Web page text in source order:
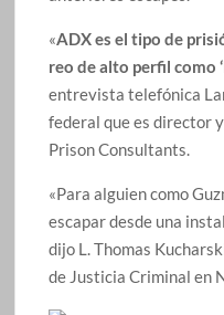
«ADX es el tipo de
reo de alto perfil como
entrevista telefónica
federal que es director
Prison Consultants.
«Para alguien como
escapar desde una
dijo L. Thomas
de Justicia Criminal en